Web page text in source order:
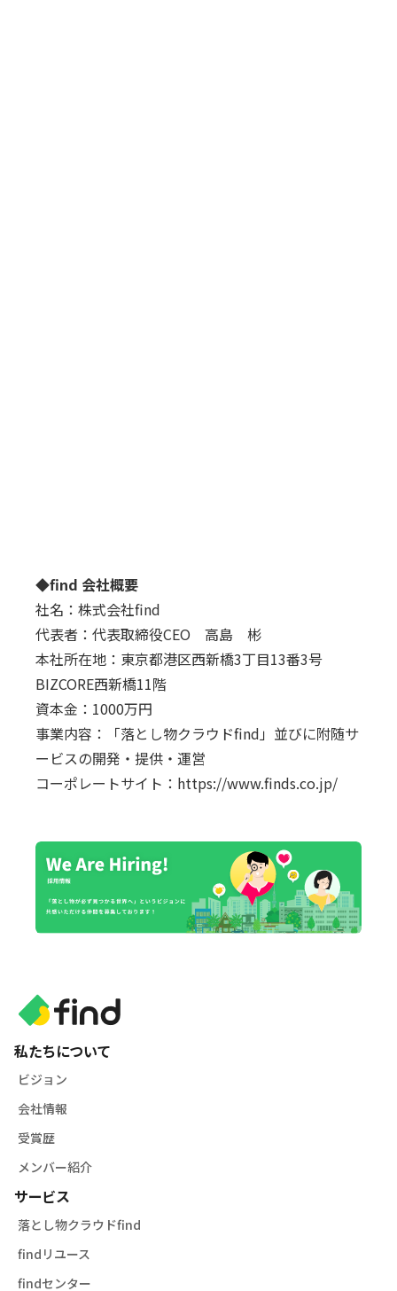
◆find 会社概要
社名：株式会社find
代表者：代表取締役CEO 高島 彬
本社所在地：東京都港区西新橋3丁目13番3号
BIZCORE西新橋11階
資本金：1000万円
事業内容：「落とし物クラウドfind」並びに附随サ
ービスの開発・提供・運営
コーポレートサイト： https://www.finds.co.jp/
私たちについて
ビジョン
会社情報
受賞歴
メンバー紹介
サービス
落とし物クラウドfind
findリユース
findセンター